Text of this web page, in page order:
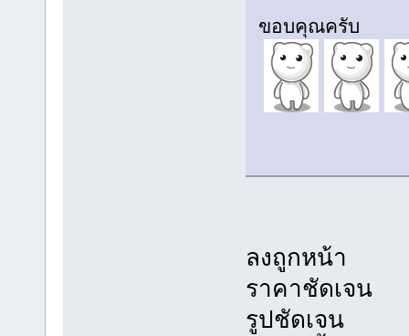
ขอบคุณครับ
ลงถูกหน้า
ราคาชัดเจน
รูปชัดเจน